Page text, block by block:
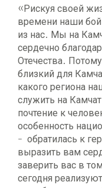
«Рискуя своей
времени наши
из нас. Мы на
сердечно
Отечества.
близкий для
какого региона
служить на
почтение к
особенность
- обратилась к
выразить вам
заверить вас в
сегодня